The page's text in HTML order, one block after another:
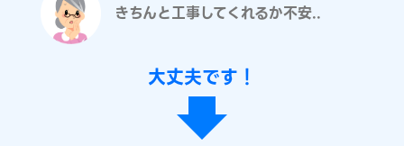
きちんと工事してくれるか不安..
大丈夫です！